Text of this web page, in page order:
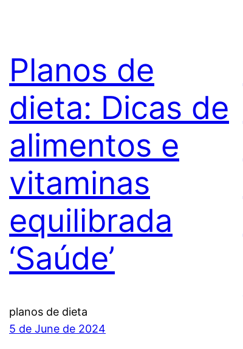
Planos de
dieta: Dicas de
alimentos e
vitaminas
equilibrada
‘Saúde’
planos de dieta
5 de June de 2024